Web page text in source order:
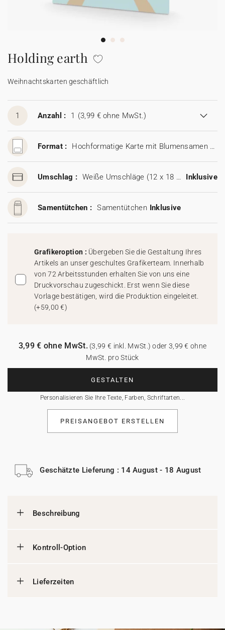
Aufkleber
Holding earth
Weihnachtskarten geschäftlich
1 Anzahl : 1 (3,99 € ohne MwSt.)
Format : Hochformatige Karte mit Blumensamen (11,5 x 17 cm)
Umschlag : Weiße Umschläge (12 x 18 cm) Inklusive
Samentütchen : Samentütchen Inklusive
Grafikeroption : Übergeben Sie die Gestaltung Ihres
Artikels an unser geschultes Grafikerteam. Innerhalb
von 72 Arbeitsstunden erhalten Sie von uns eine
Druckvorschau zugeschickt. Erst wenn Sie diese
Vorlage bestätigen, wird die Produktion eingeleitet.
(+59,00 €)
GESTALTEN
Personalisieren Sie Ihre Texte, Farben, Schriftarten...
3,99 € ohne MwSt.(3,99 € inkl. MwSt.) oder 3,99 € ohne
MwSt. pro Stück
PREISANGEBOT ERSTELLEN
Geschätzte Lieferung : 14 August - 18 August
Beschreibung
Kontroll-Option
Lieferzeiten